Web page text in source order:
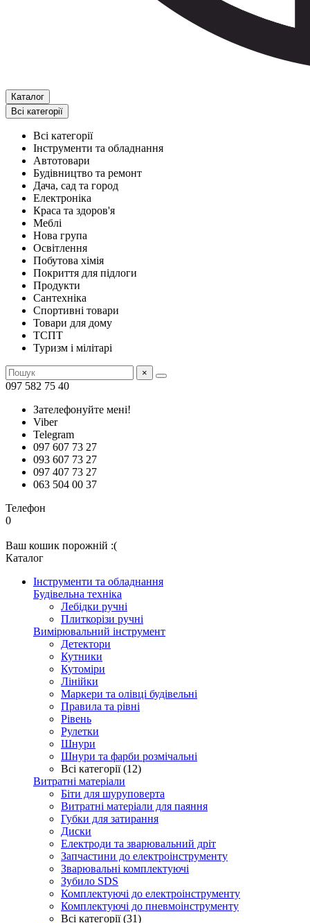
Каталог
Всі категорії
Всі категорії
Інструменти та обладнання
Автотовари
Будівництво та ремонт
Дача, сад та город
Електроніка
Краса та здоров'я
Меблі
Нова група
Освітлення
Побутова хімія
Покриття для підлоги
Продукти
Сантехніка
Спортивні товари
Товари для дому
ТСПТ
Туризм і мілітарі
×
097 582 75 40
Зателефонуйте мені!
Viber
Telegram
097 607 73 27
093 607 73 27
097 407 73 27
063 504 00 37
Телефон
0
Ваш кошик порожній :(
Каталог
Інструменти та обладнання
Будівельна техніка
Лебідки ручні
Плиткорізи ручні
Вимірювальний інструмент
Детектори
Кутники
Кутоміри
Лінійки
Маркери та олівці будівельні
Правила та рівні
Рівень
Рулетки
Шнури
Шнури та фарби розмічальні
Всі категорії (12)
Витратні матеріали
Біти для шуруповерта
Витратні матеріали для паяння
Губки для затирання
Диски
Електроди та зварювальний дріт
Запчастини до електроінструменту
Зварювальні комплектуючі
Зубило SDS
Комплектуючі до електроінструменту
Комплектуючі до пневмоінструменту
Всі категорії (31)